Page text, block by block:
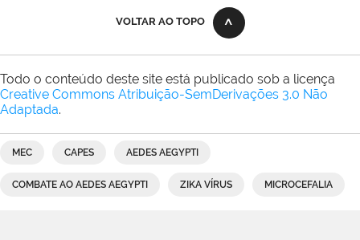
VOLTAR AO TOPO
Todo o conteúdo deste site está publicado sob a licença
Creative Commons Atribuição-SemDerivações 3.0 Não
Adaptada.
MEC CAPES AEDES AEGYPTI
COMBATE AO AEDES AEGYPTI ZIKA VÍRUS MICROCEFALIA